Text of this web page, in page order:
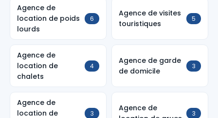
Agence de
location de poids
lourds
6
Agence de visites
touristiques
5
Agence de
location de
chalets
4
Agence de garde
de domicile
3
Agence de
location de
3
Agence de
3